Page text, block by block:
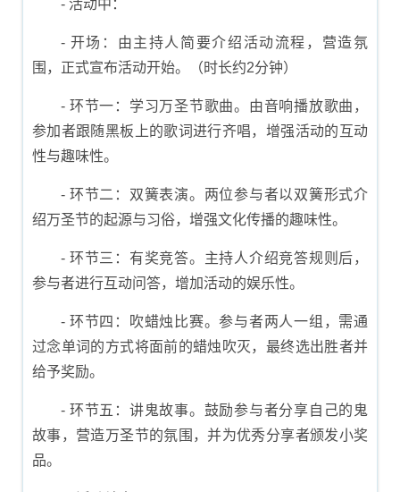
- 活动中：
- 开场：由主持人简要介绍活动流程，营造氛
围，正式宣布活动开始。（时长约2分钟）
- 环节一：学习万圣节歌曲。由音响播放歌曲，
参加者跟随黑板上的歌词进行齐唱，增强活动的互动
性与趣味性。
- 环节二：双簧表演。两位参与者以双簧形式介
绍万圣节的起源与习俗，增强文化传播的趣味性。
- 环节三：有奖竞答。主持人介绍竞答规则后，
参与者进行互动问答，增加活动的娱乐性。
- 环节四：吹蜡烛比赛。参与者两人一组，需通
过念单词的方式将面前的蜡烛吹灭，最终选出胜者并
给予奖励。
- 环节五：讲鬼故事。鼓励参与者分享自己的鬼
故事，营造万圣节的氛围，并为优秀分享者颁发小奖
品。